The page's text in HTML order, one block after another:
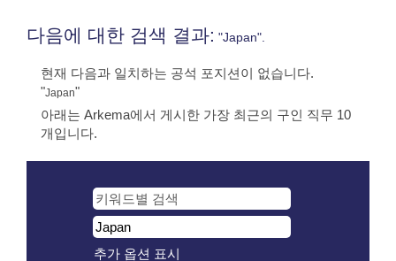
페
이
지)
다음에 대한 검색 결과: "Japan".
현재 다음과 일치하는 공석 포지션이 없습니다.
"Japan"
아래는 Arkema에서 게시한 가장 최근의 구인 직무 10
개입니다.
추가 옵션 표시